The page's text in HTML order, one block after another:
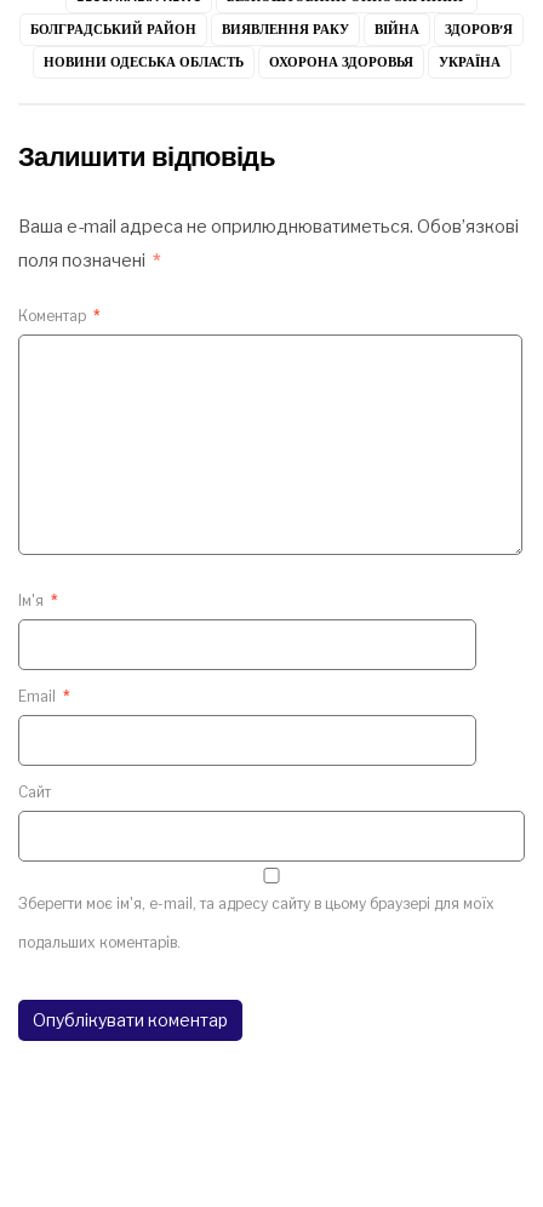
БОЛГРАДСЬКИЙ РАЙОН
ВИЯВЛЕННЯ РАКУ ВІЙНА
ЗДОРОВ’Я
НОВИНИ ОДЕСЬКА ОБЛАСТЬ
ОХОРОНА ЗДОРОВЬЯ УКРАЇНА
Залишити відповідь
Ваша e-mail адреса не оприлюднюватиметься. Обов’язкові
поля позначені *
Коментар *
Ім'я *
Email *
Сайт
Зберегти моє ім'я, e-mail, та адресу сайту в цьому браузері для моїх
подальших коментарів.